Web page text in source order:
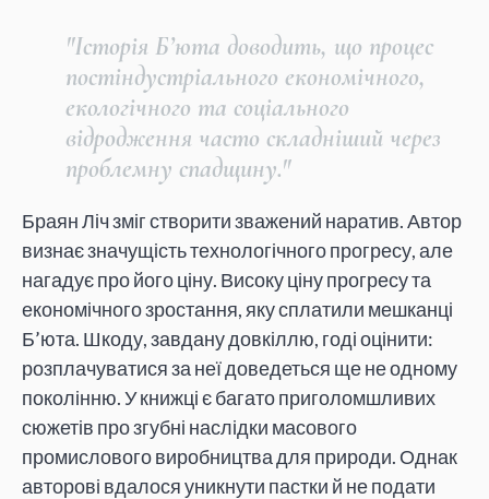
"Історія Б’юта доводить, що процес
постіндустріального економічного,
екологічного та соціального
відродження часто складніший через
проблемну спадщину."
Браян Ліч зміг створити зважений наратив. Автор
визнає значущість технологічного прогресу, але
нагадує про його ціну. Високу ціну прогресу та
економічного зростання, яку сплатили мешканці
Б’юта. Шкоду, завдану довкіллю, годі оцінити:
розплачуватися за неї доведеться ще не одному
поколінню. У книжці є багато приголомшливих
сюжетів про згубні наслідки масового
промислового виробництва для природи. Однак
авторові вдалося уникнути пастки й не подати